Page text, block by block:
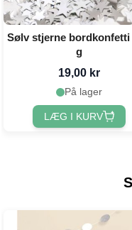
Sølv stjerne bordkonfetti
g
19,00 kr
På lager
LÆG I KURV